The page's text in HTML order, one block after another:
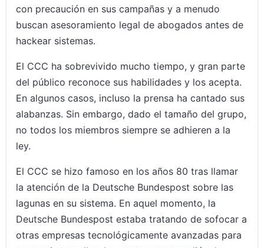
con precaución en sus campañas y a menudo
buscan asesoramiento legal de abogados antes de
hackear sistemas.
El CCC ha sobrevivido mucho tiempo, y gran parte
del público reconoce sus habilidades y los acepta.
En algunos casos, incluso la prensa ha cantado sus
alabanzas. Sin embargo, dado el tamaño del grupo,
no todos los miembros siempre se adhieren a la
ley.
El CCC se hizo famoso en los años 80 tras llamar
la atención de la Deutsche Bundespost sobre las
lagunas en su sistema. En aquel momento, la
Deutsche Bundespost estaba tratando de sofocar a
otras empresas tecnológicamente avanzadas para